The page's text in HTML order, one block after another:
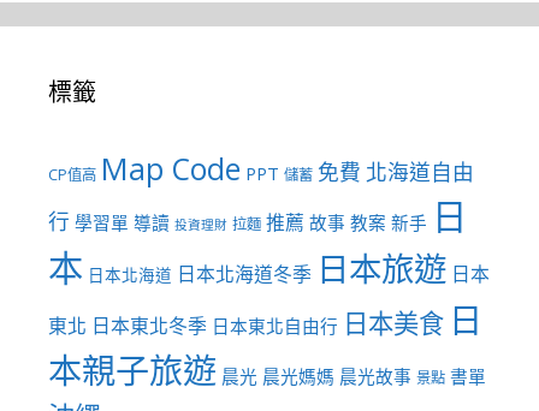
標籤
CP值高 Map Code PPT 儲蓄 免費 北海道自由
行 學習單 導讀 投資理財 拉麵 推薦 故事 教案 新手 日
本 日本北海道 日本北海道冬季 日本旅遊 日本
東北 日本東北冬季 日本東北自由行 日本美食 日
本親子旅遊 晨光 晨光媽媽 晨光故事 景點 書單